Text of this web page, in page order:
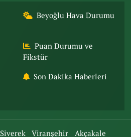
Beyoğlu Hava Durumu
Puan Durumu ve
Fikstür
Son Dakika Haberleri
Siverek Viranşehir
Akçakale